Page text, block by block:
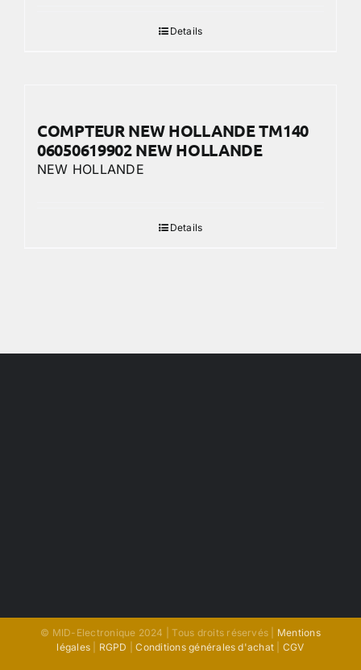
Details
COMPTEUR NEW HOLLANDE TM140
06050619902 NEW HOLLANDE
NEW HOLLANDE
Details
© MID-Electronique 2024 | Tous droits réservés | Mentions
légales
RGPD |Conditions générales d'achat CGV